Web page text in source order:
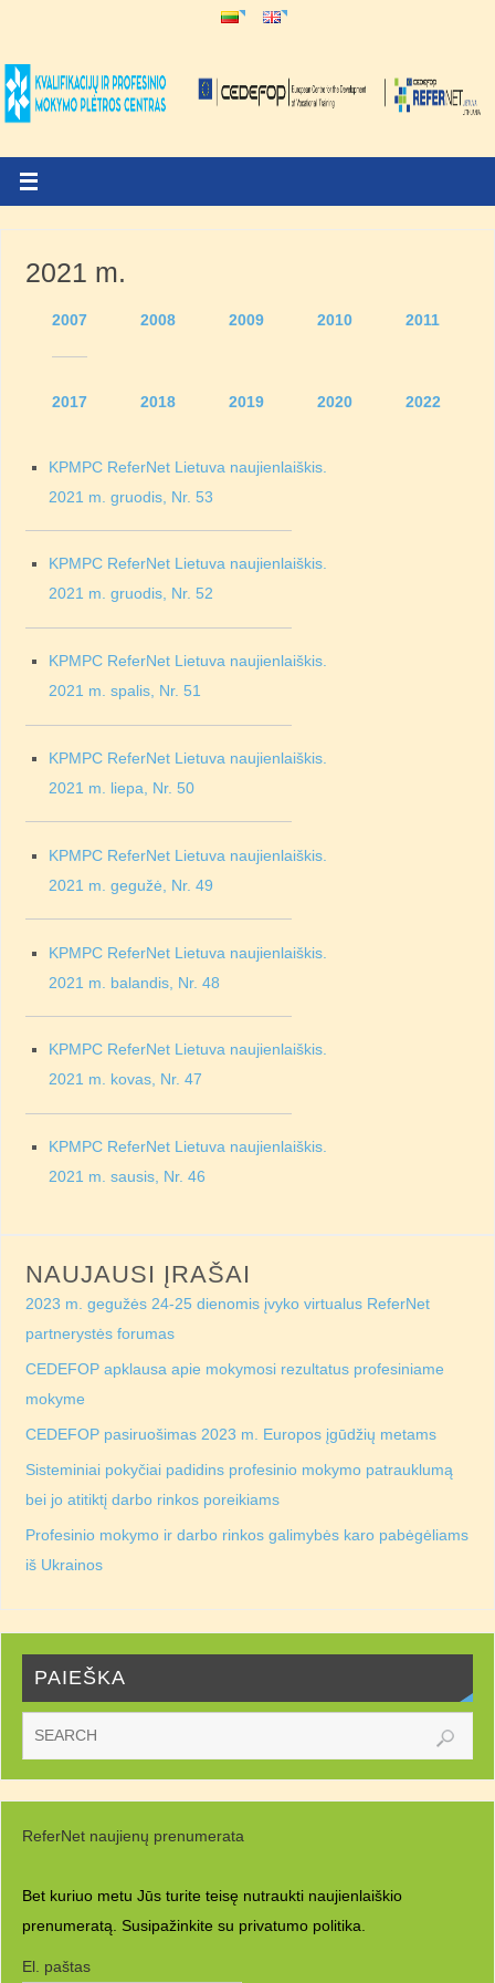
2021 m.
2007 2008 2009 2010 2011
2017 2018 2019 2020 2022
KPMPC ReferNet Lietuva naujienlaiškis.
2021 m. gruodis, Nr. 53
KPMPC ReferNet Lietuva naujienlaiškis.
2021 m. gruodis, Nr. 52
KPMPC ReferNet Lietuva naujienlaiškis.
2021 m. spalis, Nr. 51
KPMPC ReferNet Lietuva naujienlaiškis.
2021 m. liepa, Nr. 50
KPMPC ReferNet Lietuva naujienlaiškis.
2021 m. gegužė, Nr. 49
KPMPC ReferNet Lietuva naujienlaiškis.
2021 m. balandis, Nr. 48
KPMPC ReferNet Lietuva naujienlaiškis.
2021 m. kovas, Nr. 47
KPMPC ReferNet Lietuva naujienlaiškis.
2021 m. sausis, Nr. 46
NAUJAUSI ĮRAŠAI
2023 m. gegužės 24-25 dienomis įvyko virtualus ReferNet
partnerystės forumas
CEDEFOP apklausa apie mokymosi rezultatus profesiniame
mokyme
CEDEFOP pasiruošimas 2023 m. Europos įgūdžių metams
Sisteminiai pokyčiai padidins profesinio mokymo patrauklumą
bei jo atitiktį darbo rinkos poreikiams
Profesinio mokymo ir darbo rinkos galimybės karo pabėgėliams
iš Ukrainos
PAIEŠKA
ReferNet naujienų prenumerata
Bet kuriuo metu Jūs turite teisę nutraukti naujienlaiškio
prenumeratą. Susipažinkite su privatumo politika.
El. paštas